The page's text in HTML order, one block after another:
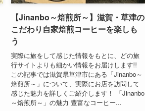
【Jinanbo～焙煎所～】滋賀・草津の
こだわり自家焙煎コーヒーを楽しも
う
実際に旅をして感じた情報をもとに、どの旅
行サイトよりも細かい情報をお届けします!!
この記事では滋賀県草津市にある「Jinanbo～
焙煎所～」について、実際にお店を訪問して
感じた魅力を詳しくご紹介します！ 「Jinanbo
～焙煎所～」の魅力 豊富なコーヒー...